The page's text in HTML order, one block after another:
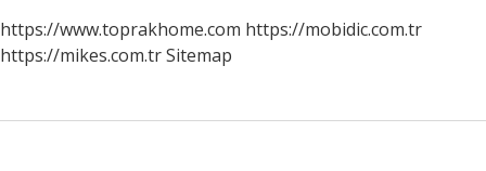
https://www.toprakhome.com https://mobidic.com.tr
https://mikes.com.trSitemap